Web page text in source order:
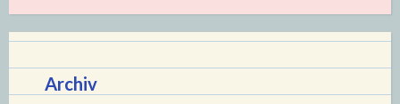
Archiv